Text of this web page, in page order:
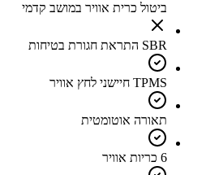
ביטול כרית אוויר במושב קדמי
SBR התראת חגורת בטיחות
TPMS חיישני לחץ אוויר
תאורה אוטומטית
6 כריות אוויר